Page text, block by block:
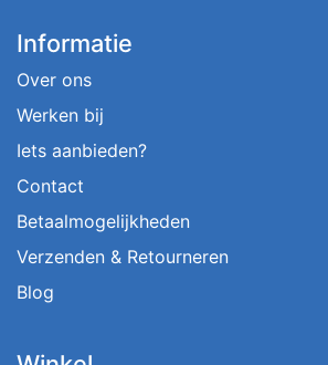
Informatie
Over ons
Werken bij
Iets aanbieden?
Contact
Betaalmogelijkheden
Verzenden & Retourneren
Blog